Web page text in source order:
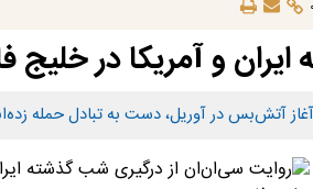
و آمریکا در خلیج
آتش‌بس در آوریل، دست به تبادل حمله